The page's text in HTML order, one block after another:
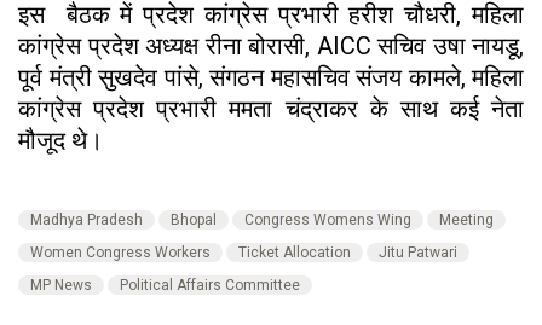
इस बैठक में प्रदेश कांग्रेस प्रभारी हरीश चौधरी, महिला
कांग्रेस प्रदेश अध्यक्ष रीना बोरासी, AICC सचिव उषा नायडू,
पूर्व मंत्री सुखदेव पांसे, संगठन महासचिव संजय कामले, महिला
कांग्रेस प्रदेश प्रभारी ममता चंद्राकर के साथ कई नेता
मौजूद थे।
Madhya Pradesh Bhopal Congress Womens Wing
Meeting
Women Congress Workers
Ticket Allocation
Jitu Patwari
MP News
Political Affairs Committee